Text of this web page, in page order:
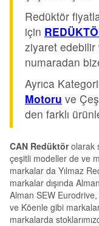
Redüktör
için
ziyaret
numaradan
Ayrıca
Motoru ve
den farklı
CAN Redüktörolarak
çeşitli modeller de ve
markalar da Yılmaz
markalar dışında
Alman SEW
ve Köenle gibi
markalarda